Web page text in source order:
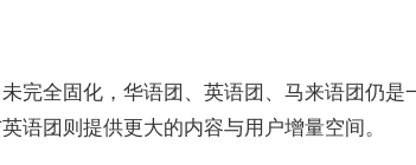
完全固化，华语团、英语团、马来语团仍是
语团则提供更大的内容与用户增量空间。